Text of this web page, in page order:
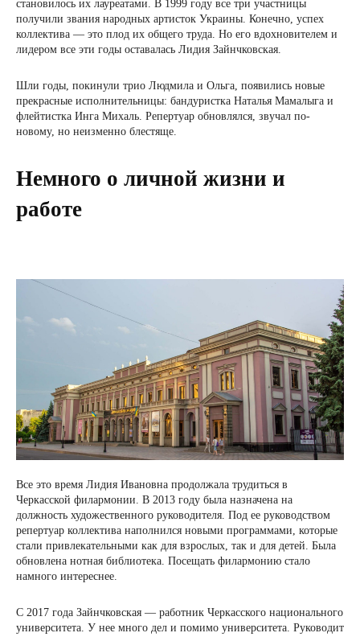
становилось их лауреатами. В 1999 году все три участницы
получили звания народных артисток Украины. Конечно, успех
коллектива — это плод их общего труда. Но его вдохновителем и
лидером все эти годы оставалась Лидия Зайнчковская.
Шли годы, покинули трио Людмила и Ольга, появились новые
прекрасные исполнительницы: бандуристка Наталья Мамалыга и
флейтистка Инга Михаль. Репертуар обновлялся, звучал по-
новому, но неизменно блестяще.
Немного о личной жизни и
работе
Все это время Лидия Ивановна продолжала трудиться в
Черкасской филармонии. В 2013 году была назначена на
должность художественного руководителя. Под ее руководством
репертуар коллектива наполнился новыми программами, которые
стали привлекательными как для взрослых, так и для детей. Была
обновлена нотная библиотека. Посещать филармонию стало
намного интереснее.
С 2017 года Зайнчковская — работник Черкасского национального
университета. У нее много дел и помимо университета. Руководит